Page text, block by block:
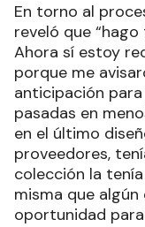
En torno al
reveló que
Ahora sí estoy
porque me
anticipación
pasadas en
en el último
proveedores,
colección la
misma que algún
oportunidad